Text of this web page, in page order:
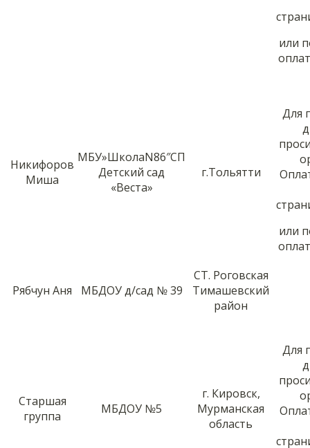
или
Никифоров
Миша
МБУ»ШколаN86″СП
Детский сад
«Веста»
г.Тольятти
Для
или
Рябчун Аня МБДОУ д/сад № 39
СТ. Роговская
Тимашевский
район
Старшая
группа
МБДОУ №5
г. Кировск,
Мурманская
область
Для